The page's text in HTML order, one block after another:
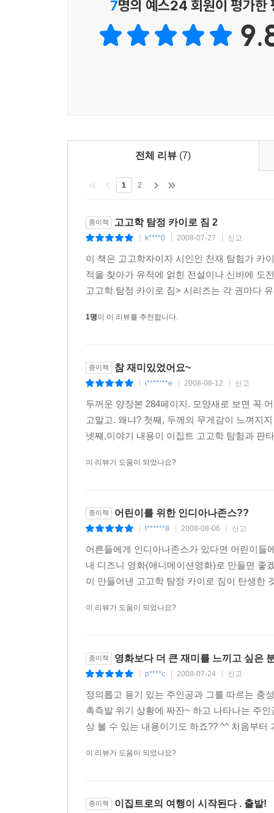
잘 듣고 똑똑한 쌍봉낙타 브렌다(물론 가끔 서
준다)와 함께 한다. 게다가 카이로 짐의 영원한
방해하지만 이야기의 재미를 더해 준다.
잉카 문명과 지금은 역사 속에 묻혀버린 마을을
듯하다. 2권의 이야기 배경은 이집트이다. 투탕
헌신적인 노력으로 잃어버렸던 마르테나르텐의
유물들을 생각나게 하며, 이야기 속에 자연스럽게
역사를 공부하면서 한번쯤 궁금증을 가지게 했던
『고고학 탐정 카이로 짐』 시리즈는 분명 허
이집트의 왕들의 계곡에서 일사병에 걸리기도
안데스 산맥으로 험난한 여행을 떠나기도 하였
통해 독자들은 모험과 고고학의 세계로 신나는 여
7명의 예스24 회원이 평가한
전체 리뷰 (7)
1 2
종이책 고고학 탐정 카이로 짐 2
k****0 2008-07-27 신고
이 책은 고고학자이자 시인인 천재 탐험가 카
적을 찾아가 유적에 얽힌 전설이나 신비에 도
고고학 탐정 카이로 짐> 시리즈는 각 권마다
1명이 이 리뷰를 추천합니다.
종이책 참 재미있었어요~
i*******e 2008-08-12 신고
두꺼운 양장본 284페이지. 모양새로 보면 꼭
고말고. 왜냐? 첫째, 두께의 무게감이 느껴지
넷째,이야기 내용이 이집트 고고학 탐험과 판
이 리뷰가 도움이 되었나요?
종이책 어린이를 위한 인디아나존스??
l******8 2008-08-06 신고
어른들에게 인디아나존스가 있다면 어린이들
내 디즈니 영화(애니메이션영화)로 만들면 좋
이 만들어낸 고고학 탐정 카이로 짐이 탄생한
이 리뷰가 도움이 되었나요?
종이책 영화보다 더 큰 재미를 느끼고 싶은
p****c 2008-07-24 신고
정의롭고 용기 있는 주인공과 그를 따르는 충
촉즉발 위기 상황에 짜잔~ 하고 나타나는 주
상 볼 수 있는 내용이기도 하죠?? ^^ 처음부
이 리뷰가 도움이 되었나요?
종이책 이집트로의 여행이 시작된다 . 출발!